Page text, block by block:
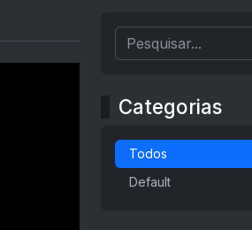
Categorias
Todos
Default